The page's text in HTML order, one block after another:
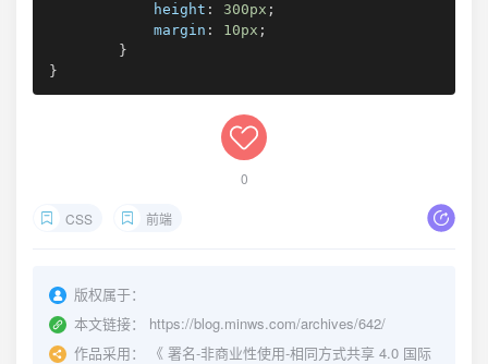
height : 300px ;
margin : 10px ;
}
}
0
CSS 前端
版权属于：
本文链接：
https://blog.minws.com/archives/642/
作品采用：
《 署名-非商业性使用-相同方式共享 4.0 国际